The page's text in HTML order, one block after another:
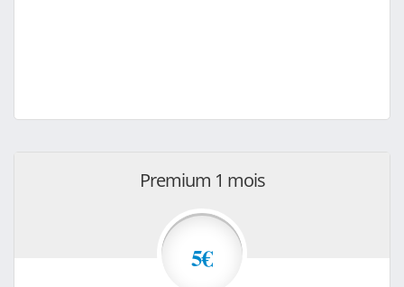
Premium 1 mois
5€